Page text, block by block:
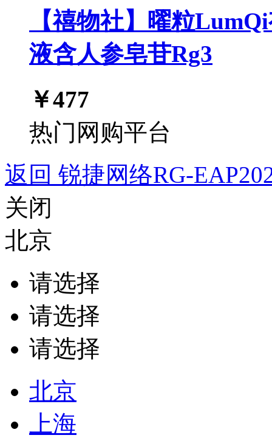
【禧物社】曜粒
液含人参皂苷Rg3
￥477
热门网购平台
返回 锐捷网络RG-
关闭
北京
请选择
请选择
请选择
北京
上海